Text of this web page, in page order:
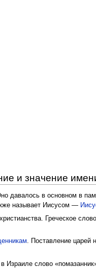
и значение
давалось в основном в
называет Иисусом —
Греческое
. Поставление царей
слово